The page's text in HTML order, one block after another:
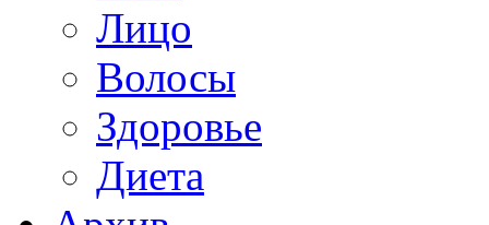
Лицо
Волосы
Здоровье
Диета